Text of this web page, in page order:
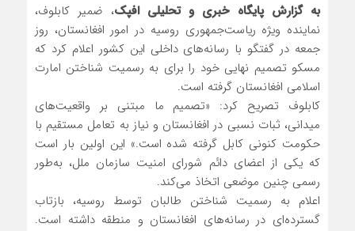
به گزارش پایگاه خبری و تحلیلی افپک، ضمیر کابلوف،
نماینده ویژه ریاست‌جمهوری روسیه در امور افغانستان، روز
جمعه در گفتگو با رسانه‌های داخلی این کشور اعلام کرد که
مسکو تصمیم نهایی خود را برای به رسمیت شناختن امارت
اسلامی افغانستان گرفته است.
کابلوف تصریح کرد: «تصمیم ما مبتنی بر واقعیت‌های
میدانی، ثبات نسبی در افغانستان و نیاز به تعامل مستقیم با
حکومت کنونی کابل گرفته شده است.» این اولین بار است
که یکی از اعضای دائم شورای امنیت سازمان ملل، به‌طور
رسمی چنین موضعی اتخاذ می‌کند.
اعلام به رسمیت شناختن طالبان توسط روسیه، بازتاب
گسترده‌ای در رسانه‌های افغانستان و منطقه داشته است.